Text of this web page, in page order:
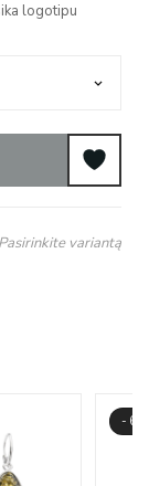
logotipu
Pasirinkite variantą
-